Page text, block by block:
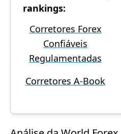
rankings:
Corretores Forex
Confiáveis
Regulamentadas
Corretores A-Book